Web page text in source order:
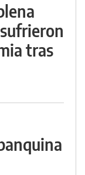
tras